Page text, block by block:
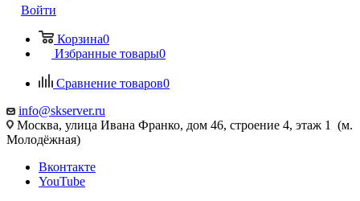
Войти
Корзина0
Избранные товары0
Сравнение товаров0
info@skserver.ru
Москва, улица Ивана Франко, дом 46, строение 4, этаж 1 (м.
Молодёжная)
Вконтакте
YouTube